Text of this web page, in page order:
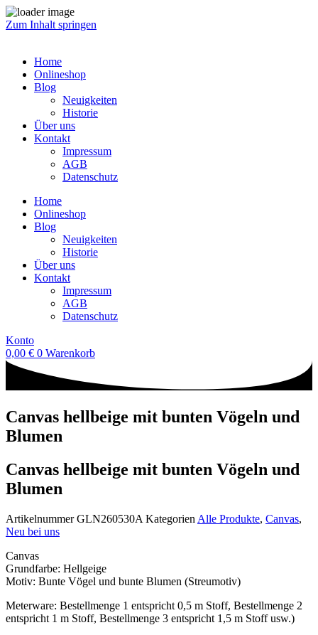
Zum Inhalt springen
Home
Onlineshop
Blog
Neuigkeiten
Historie
Über uns
Kontakt
Impressum
AGB
Datenschutz
Home
Onlineshop
Blog
Neuigkeiten
Historie
Über uns
Kontakt
Impressum
AGB
Datenschutz
Konto
0,00 € 0 Warenkorb
Canvas hellbeige mit bunten Vögeln und
Blumen
Canvas hellbeige mit bunten Vögeln und
Blumen
ArtikelnummerGLN260530A Kategorien Alle Produkte, Canvas,
Neu bei uns
Canvas
Grundfarbe: Hellgeige
Motiv: Bunte Vögel und bunte Blumen (Streumotiv)
Meterware: Bestellmenge 1 entspricht 0,5 m Stoff, Bestellmenge 2
entspricht 1 m Stoff, Bestellmenge 3 entspricht 1,5 m Stoff usw.)